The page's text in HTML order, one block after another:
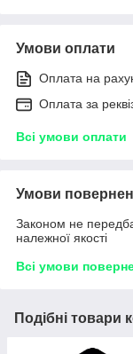
Умови оплати
Оплата на
Оплата за
Всі умови оплати
Умови
Законом не
належної якості
Всі умови
Подібні товари